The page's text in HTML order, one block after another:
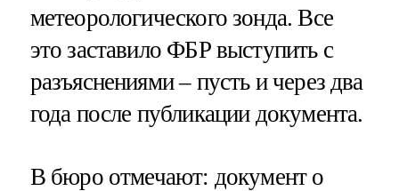
метеорологического зонда. Все
это заставило ФБР выступить с
разъяснениями – пусть и через два
года после публикации документа.
В бюро отмечают: документ о